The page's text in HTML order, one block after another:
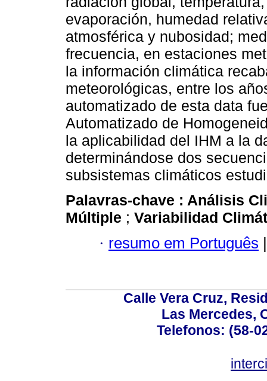
evaporación, humedad
atmosférica y nubosidad;
frecuencia, en estaciones
la información climática
meteorológicas, entre los
automatizado de esta data
Automatizado de
la aplicabilidad del IHM a la
determinándose dos
subsistemas climáticos
Palavras-chave : Análisis
Múltiple ; Variabilidad
· resumo em Português |
Calle Vera Cruz,
Las Mercedes,
Telefonos: (58-